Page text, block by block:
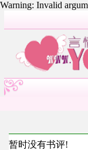
Warning: Invalid
暂时没有书评!